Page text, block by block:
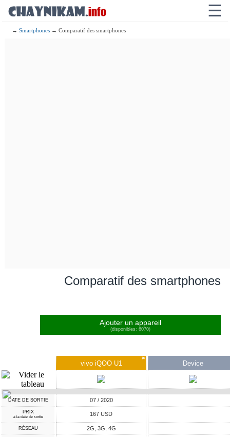
☰
→Smartphones → Comparatif des smartphones
Comparatif des smartphones
Ajouter un appareil
(disponibles: 6070)
✖
vivo iQOO U1 Device
DATE DE SORTIE 07 / 2020
PRIX
à la date de sortie 167 USD
RÉSEAU 2G, 3G, 4G